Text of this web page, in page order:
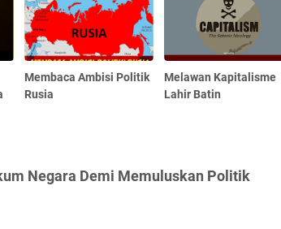
Membaca Ambisi Politik
Rusia
Melawan Kapitalisme
Lahir Batin
Negara Demi Memuluskan Politik